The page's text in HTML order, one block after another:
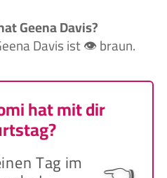
Geena Davis?
Davis ist 👁️ braun.
hat mit dir
Tag im